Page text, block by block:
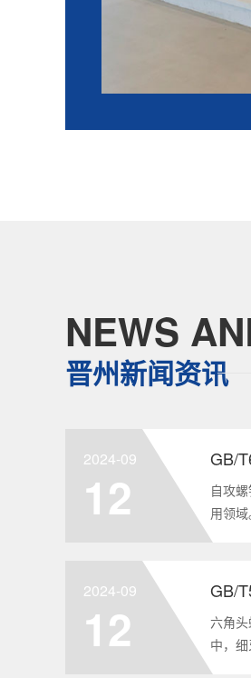
NEWS
晋州新闻资讯
2024-09
12
GB/
自攻
用领
GB/
2024-09
12
六角
中，
要性